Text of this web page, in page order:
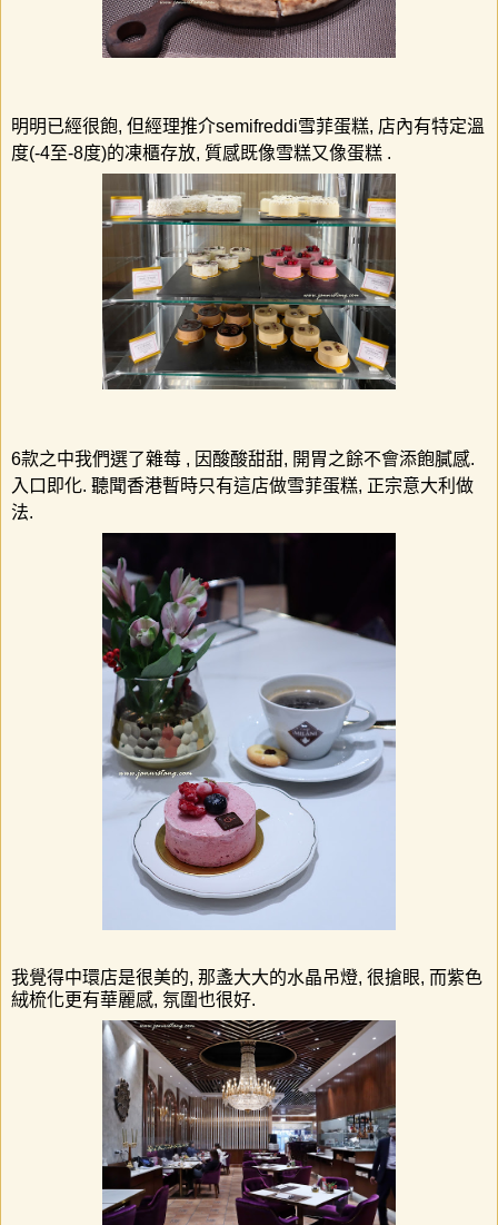
明明已經很飽, 但經理推介semifreddi雪菲蛋糕, 店內有特定溫
度(-4至-8度)的凍櫃存放, 質感既像雪糕又像蛋糕 .
6款之中我們選了雜莓 , 因酸酸甜甜, 開胃之餘不會添飽膩感.
入口即化. 聽聞香港暫時只有這店做雪菲蛋糕, 正宗意大利做
法.
我覺得中環店是很美的, 那盞大大的水晶吊燈, 很搶眼, 而紫色
絨梳化更有華麗感, 氛圍也很好.